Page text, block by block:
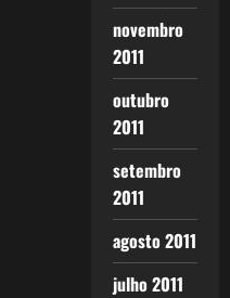
novembro
2011
outubro
2011
setembro
2011
agosto 2011
julho 2011